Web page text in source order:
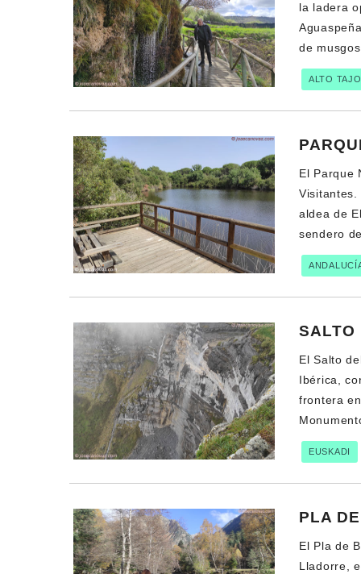
la ladera
de
ALTO TAJO
El Parque
aldea de
sendero
SALTO
El Salto
Ibérica,
frontera
EUSKADI
PLA
El Pla de
Lladorre,